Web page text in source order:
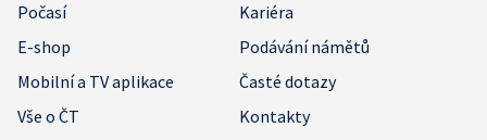
Počasí
Kariéra
E-shop
Podávání námětů
Mobilní a TV aplikace
Časté dotazy
Vše o ČT
Kontakty